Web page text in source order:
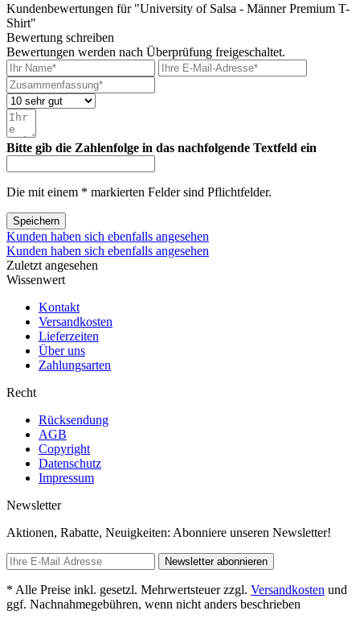
Kundenbewertungen für "University of Salsa - Männer Premium T-
Shirt"
Bewertung schreiben
Bewertungen werden nach Überprüfung freigeschaltet.
Bitte gib die Zahlenfolge in das nachfolgende Textfeld ein
Die mit einem * markierten Felder sind Pflichtfelder.
Speichern
Kunden haben sich ebenfalls angesehen
Kunden haben sich ebenfalls angesehen
Zuletzt angesehen
Wissenwert
Kontakt
Versandkosten
Lieferzeiten
Über uns
Zahlungsarten
Recht
Rücksendung
AGB
Copyright
Datenschutz
Impressum
Newsletter
Aktionen, Rabatte, Neuigkeiten: Abonniere unseren Newsletter!
Newsletter abonnieren
* Alle Preise inkl. gesetzl. Mehrwertsteuer zzgl. Versandkosten und
ggf. Nachnahmegebühren, wenn nicht anders beschrieben